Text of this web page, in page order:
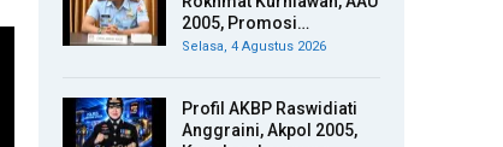
2005, Promosi…
Selasa, 4 Agustus 2026
Profil AKBP Raswidiati
Anggraini, Akpol 2005,